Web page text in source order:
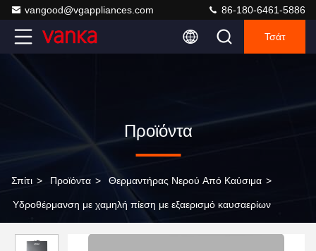
vangood@vgappliances.com 86-180-6461-5886
Τσάτ
Προϊόντα
Σπίτι > Προϊόντα > Θερμαντήρας Νερού Από Καύσιμα >
Υδροθέρμανση με χαμηλή πίεση με εξαερισμό καυσαερίων